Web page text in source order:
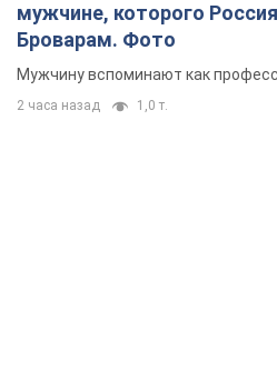
мужчине, которого
Броварам. Фото
Мужчину вспоминают как
2 часа назад 1,0 т.